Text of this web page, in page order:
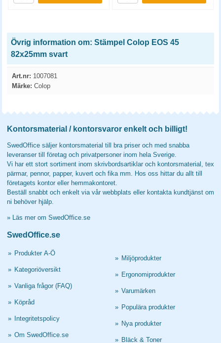
Övrig information om: Stämpel Colop EOS 45
82x25mm svart
Art.nr: 1007081
Märke: Colop
Kontorsmaterial / kontorsvaror enkelt och billigt!
SwedOffice säljer kontorsmaterial till bra priser och med snabba
leveranser till företag och privatpersoner inom hela Sverige.
Vi har ett stort sortiment inom skrivbordsartiklar och kontorsmaterial, tex
pärmar, pennor, papper, kuvert och fika mm. Hos oss hittar du allt till
företagets kontor eller hemmakontoret.
Beställ snabbt och enkelt via vår webbplats eller kontakta kundtjänst om
ni behöver hjälp.
» Läs mer om SwedOffice.se
SwedOffice.se
» Produkter A-Ö
» Kategoriöversikt
» Vanliga frågor (FAQ)
» Köpråd
» Integritetspolicy
» Om SwedOffice.se
» Miljöprodukter
» Ergonomiprodukter
» Varumärken
» Populära produkter
» Nya produkter
» Bläck & Toner